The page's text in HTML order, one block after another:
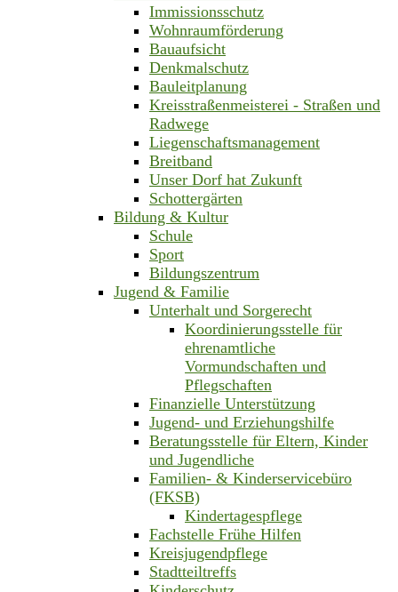
Immissionsschutz
Wohnraumförderung
Bauaufsicht
Denkmalschutz
Bauleitplanung
Kreisstraßenmeisterei - Straßen und
Radwege
Liegenschaftsmanagement
Breitband
Unser Dorf hat Zukunft
Schottergärten
Bildung & Kultur
Schule
Sport
Bildungszentrum
Jugend & Familie
Unterhalt und Sorgerecht
Koordinierungsstelle für
ehrenamtliche
Vormundschaften und
Pflegschaften
Finanzielle Unterstützung
Jugend- und Erziehungshilfe
Beratungsstelle für Eltern, Kinder
und Jugendliche
Familien- & Kinderservicebüro
(FKSB)
Kindertagespflege
Fachstelle Frühe Hilfen
Kreisjugendpflege
Stadtteiltreffs